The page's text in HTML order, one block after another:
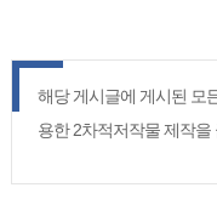
해당 게시글에 게시된 모
용한 2차적저작물 제작을